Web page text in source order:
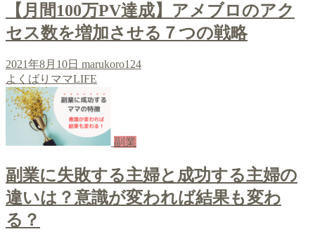
【月間100万PV達成】アメブロのアク
セス数を増加させる７つの戦略
2021年8月10日 marukoro124
よくばりママLIFE
副業
副業に失敗する主婦と成功する主婦の
違いは？意識が変われば結果も変わ
る？